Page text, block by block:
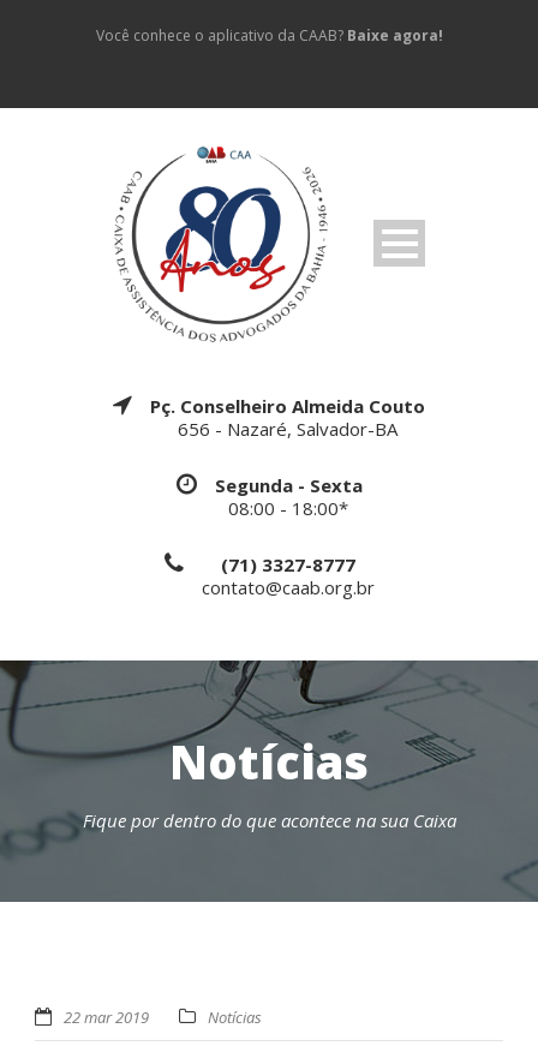
Você conhece o aplicativo da CAAB? Baixe agora!
Pç. Conselheiro Almeida Couto
656 - Nazaré, Salvador-BA
Segunda - Sexta
08:00 - 18:00*
(71) 3327-8777
contato@caab.org.br
Notícias
Fique por dentro do que acontece na sua Caixa
22 mar 2019 Notícias